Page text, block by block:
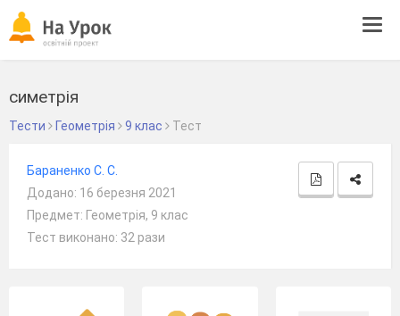
симетрія
Тести Геометрія 9 клас Тест
Бараненко С. С.
Додано: 16 березня 2021
Предмет: Геометрія, 9 клас
Тест виконано: 32 рази